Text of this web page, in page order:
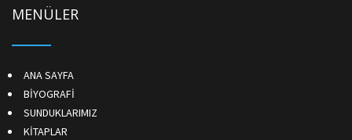
MENÜLER
ANA SAYFA
BİYOGRAFİ
SUNDUKLARIMIZ
KİTAPLAR